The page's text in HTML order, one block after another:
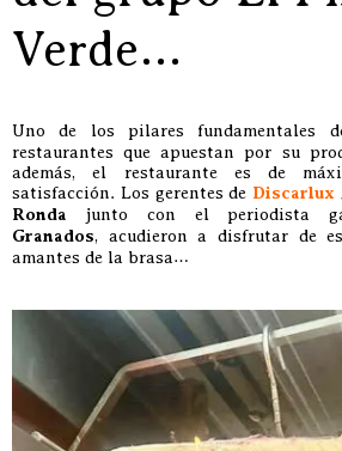
Verde…
Uno de los pilares fundamentales
restaurantes que apuestan por su
además, el restaurante es de
satisfacción. Los gerentes de Discarlux
Ronda junto con el periodista
Granados, acudieron a disfrutar de
amantes de la brasa…